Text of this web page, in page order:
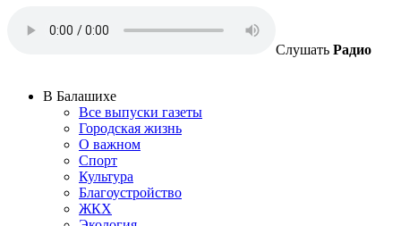
Слушать Радио
В Балашихе
Все выпуски газеты
Городская жизнь
О важном
Спорт
Культура
Благоустройство
ЖКХ